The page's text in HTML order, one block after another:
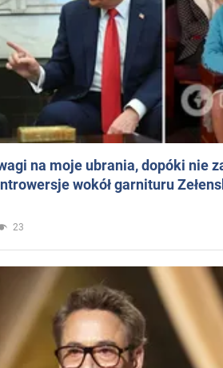
na moje ubrania, dopóki nie
wokół garnituru
23